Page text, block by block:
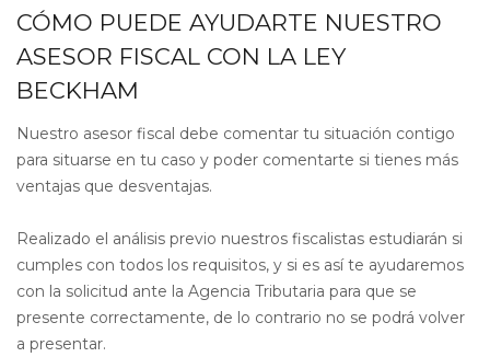
CÓMO PUEDE AYUDARTE NUESTRO
ASESOR FISCAL CON LA LEY
BECKHAM
Nuestro asesor fiscal debe comentar tu situación contigo
para situarse en tu caso y poder comentarte si tienes más
ventajas que desventajas.
Realizado el análisis previo nuestros fiscalistas estudiarán si
cumples con todos los requisitos, y si es así te ayudaremos
con la solicitud ante la Agencia Tributaria para que se
presente correctamente, de lo contrario no se podrá volver
a presentar.